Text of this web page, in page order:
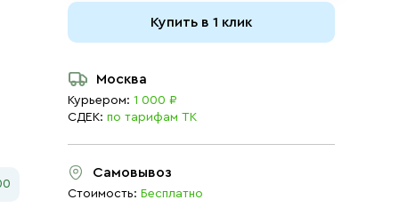
Купить в 1 клик
Москва
Курьером: 1 000 ₽
СДЕК: по тарифам ТК
Самовывоз
Стоимость: Бесплатно